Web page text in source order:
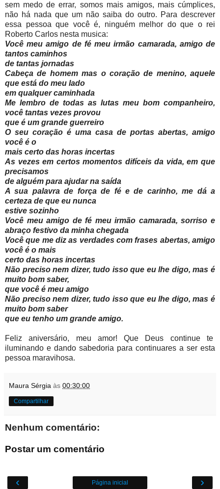
sem medo de errar, somos mais amigos, mais cúmplices,
não há nada que um não saiba do outro. Para descrever
essa pessoa que você é, ninguém melhor do que o rei
Roberto Carlos nesta musica:
Você meu amigo de fé meu irmão camarada, amigo de
tantos caminhos
de tantas jornadas
Cabeça de homem mas o coração de menino, aquele
que está do meu lado
em qualquer caminhada
Me lembro de todas as lutas meu bom companheiro,
você tantas vezes provou
que é um grande guerreiro
O seu coração é uma casa de portas abertas, amigo
você é o
mais certo das horas incertas
As vezes em certos momentos difíceis da vida, em que
precisamos
de alguém para ajudar na saída
A sua palavra de força de fé e de carinho, me dá a
certeza de que eu nunca
estive sozinho
Você meu amigo de fé meu irmão camarada, sorriso e
abraço festivo da minha chegada
Você que me diz as verdades com frases abertas, amigo
você é o mais
certo das horas incertas
Não preciso nem dizer, tudo isso que eu lhe digo, mas é
muito bom saber,
que você é meu amigo
Não preciso nem dizer, tudo isso que eu lhe digo, mas é
muito bom saber
que eu tenho um grande amigo.
Feliz aniversário, meu amor! Que Deus continue te
iluminando e dando sabedoria para continuares a ser esta
pessoa maravihosa.
Maura Sérgia às 00:30:00
Compartilhar
Nenhum comentário:
Postar um comentário
‹ ›
Página inicial